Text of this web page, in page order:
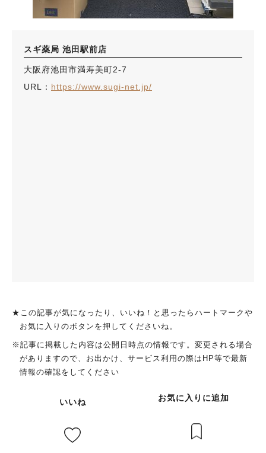
スギ薬局 池田駅前店
大阪府池田市満寿美町2-7
URL： https://www.sugi-net.jp/
★この記事が気になったり、いいね！と思ったらハートマークや
お気に入りのボタンを押してくださいね。
※記事に掲載した内容は公開日時点の情報です。変更される場合
がありますので、お出かけ、サービス利用の際はHP等で最新
情報の確認をしてください
いいね お気に入りに追加